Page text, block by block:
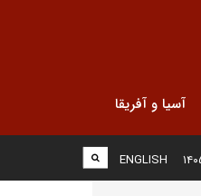
آسیا و آفریقا
ENGLISH